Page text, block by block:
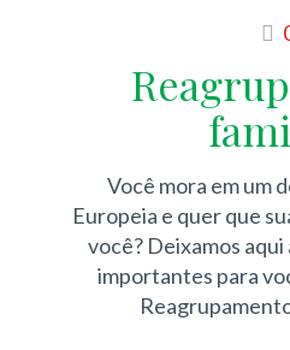
Você mora em um
Europeia e quer que
você? Deixamos
importantes para